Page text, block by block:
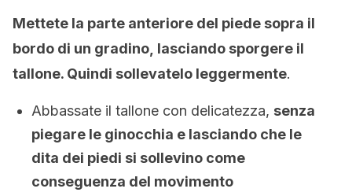
Mettete la parte anteriore del piede sopra il
bordo di un gradino, lasciando sporgere il
tallone. Quindi sollevatelo leggermente.
Abbassate il tallone con delicatezza, senza
piegare le ginocchia e lasciando che le
dita dei piedi si sollevino come
conseguenza del movimento